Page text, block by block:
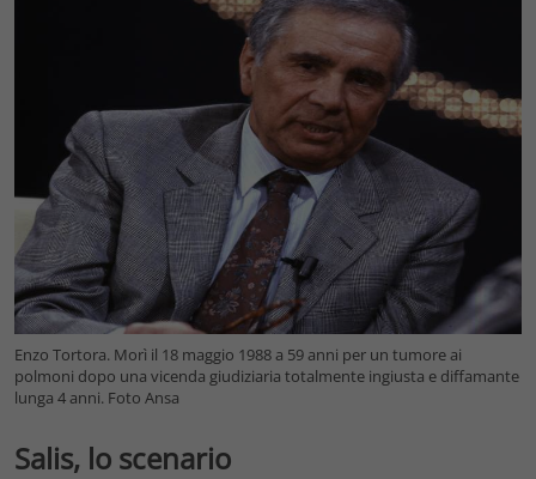
Enzo Tortora. Morì il 18 maggio 1988 a 59 anni per un tumore ai
polmoni dopo una vicenda giudiziaria totalmente ingiusta e diffamante
lunga 4 anni. Foto Ansa
Salis, lo scenario